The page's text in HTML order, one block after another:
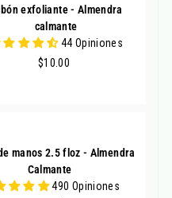
exfoliante - Almendra
calmante
44 Opiniones
$10.00
manos 2.5 floz - Almendra
Calmante
490 Opiniones